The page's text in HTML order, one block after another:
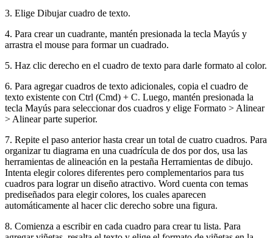
3. Elige Dibujar cuadro de texto.
4. Para crear un cuadrante, mantén presionada la tecla Mayús y
arrastra el mouse para formar un cuadrado.
5. Haz clic derecho en el cuadro de texto para darle formato al color.
6. Para agregar cuadros de texto adicionales, copia el cuadro de
texto existente con Ctrl (Cmd) + C. Luego, mantén presionada la
tecla Mayús para seleccionar dos cuadros y elige Formato > Alinear
> Alinear parte superior.
7. Repite el paso anterior hasta crear un total de cuatro cuadros. Para
organizar tu diagrama en una cuadrícula de dos por dos, usa las
herramientas de alineación en la pestaña Herramientas de dibujo.
Intenta elegir colores diferentes pero complementarios para tus
cuadros para lograr un diseño atractivo. Word cuenta con temas
prediseñados para elegir colores, los cuales aparecen
automáticamente al hacer clic derecho sobre una figura.
8. Comienza a escribir en cada cuadro para crear tu lista. Para